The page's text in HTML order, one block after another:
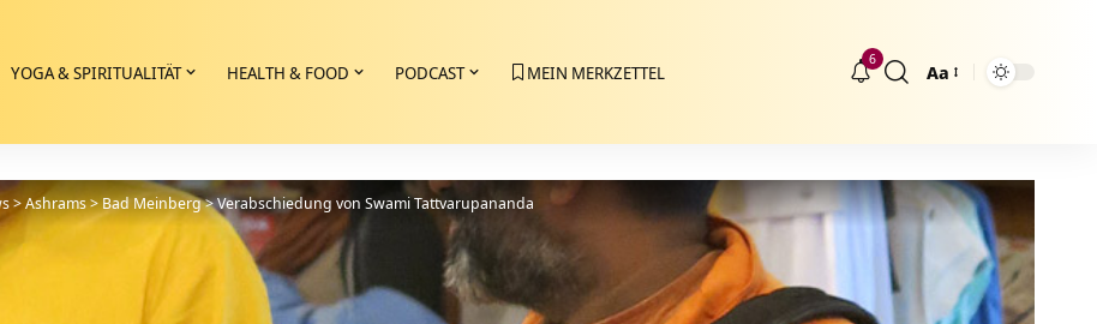
YOGA & SPIRITUALITÄT HEALTH & FOOD PODCAST MEIN MERKZETTEL
6
Größenänderung
Aa
>Ashrams>Bad Meinberg>Verabschiedung von Swami Tattvarupananda